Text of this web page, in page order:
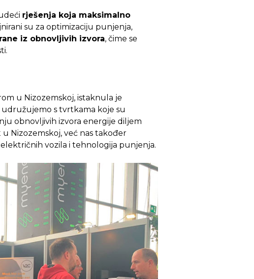
rješenja koja maksimalno
su za optimizaciju punjenja,
iz obnovljivih izvora, čime se
u Nizozemskoj, istaknula je
udružujemo s tvrtkama koje su
obnovljivih izvora energije diljem
Nizozemskoj, već nas također
vozila i tehnologija punjenja.